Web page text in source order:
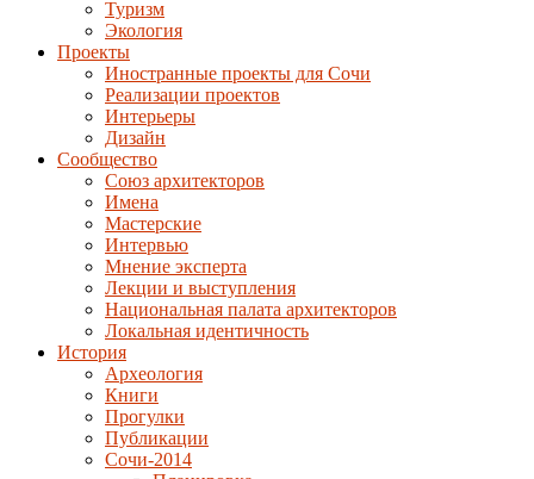
Туризм
Экология
Проекты
Иностранные проекты для Сочи
Реализации проектов
Интерьеры
Дизайн
Сообщество
Союз архитекторов
Имена
Мастерские
Интервью
Мнение эксперта
Лекции и выступления
Национальная палата архитекторов
Локальная идентичность
История
Археология
Книги
Прогулки
Публикации
Сочи-2014